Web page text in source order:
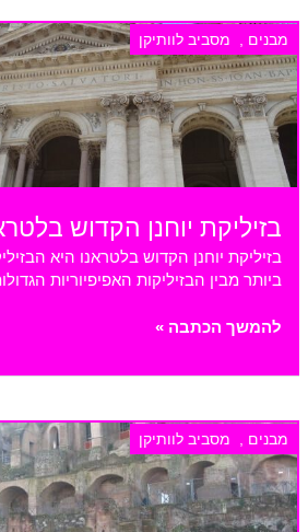
ברומא
בזיליקת יוחנן הקדוש
מבנים מסביב לוותיקן
בזיליקת יוחנן הקדוש בלטראנו היא
ביותר מבין הבזיליקות האפיפיוריות
בזיליקת
הקדוש
להמשך הכתבה »
מבנים , מסביב לוותיקן